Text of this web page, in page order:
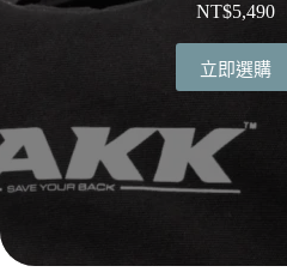
NT$5,490
立即選購